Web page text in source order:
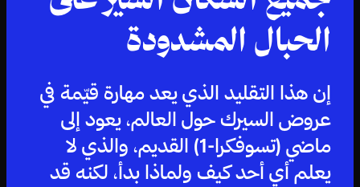
الحبال المشدودة
إن هذا التقليد الذي يعد مهارة قيّمة في
عروض السيرك حول العالم، يعود إلى
ماضي (تسوفكرا-1) القديم، والذي لا
يعلم أي أحد كيف ولماذا بدأ، لكنه قد